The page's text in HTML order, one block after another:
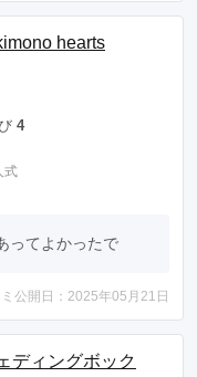
hearts
4
式
ってよかったで
公開日：2025年05月21日
ィングボック